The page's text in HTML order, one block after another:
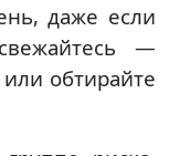
даже если
—
обтирайте